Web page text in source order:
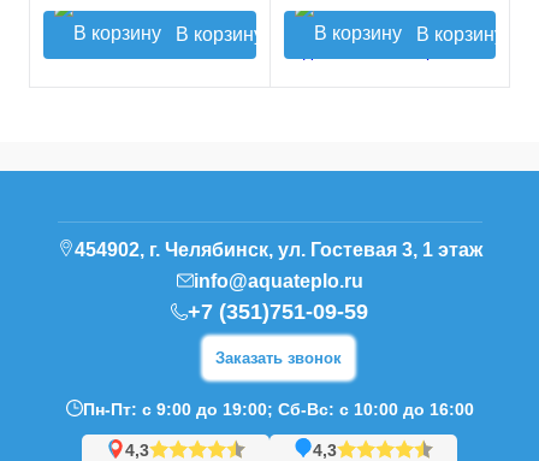
В корзину В корзину
454902, г. Челябинск, ул. Гостевая 3, 1 этаж
info@aquateplo.ru
+7 (351)751-09-59
Заказать звонок
Пн-Пт: с 9:00 до 19:00; Сб-Вс: с 10:00 до 16:00
4,3 4,3